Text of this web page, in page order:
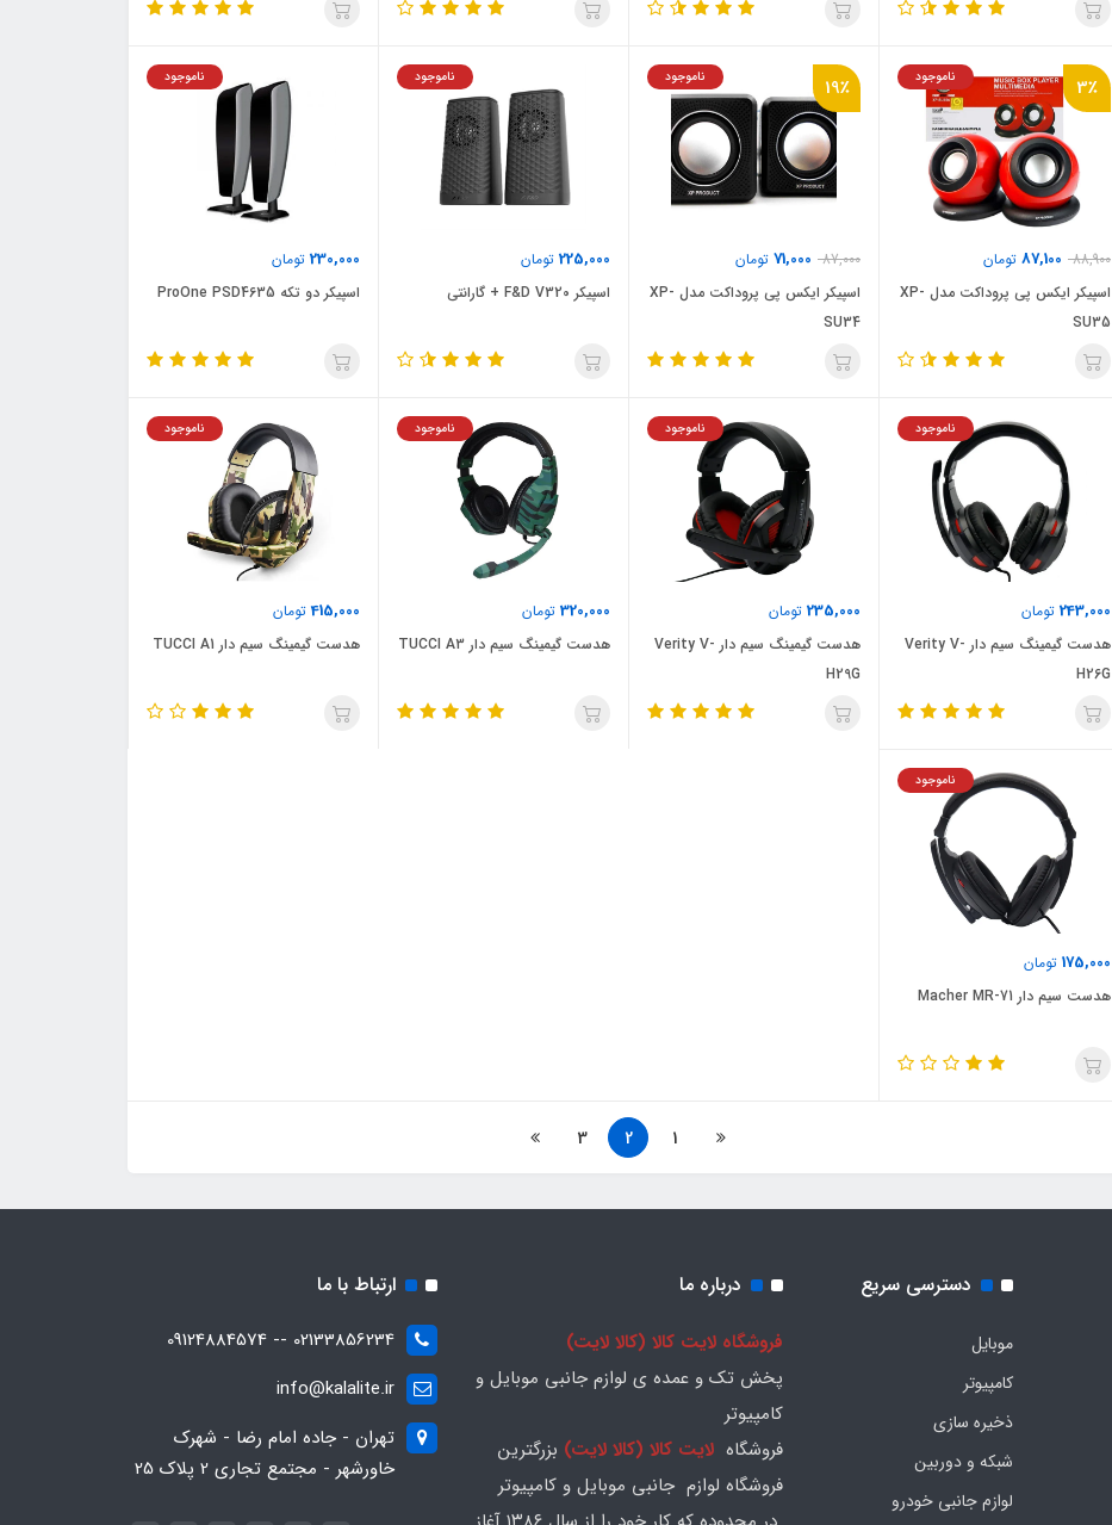
3٪
88,900
87,100 تومان
ناموجود
اسپیکر ایکس پی پروداکت مدل XP-
SU35
19٪
87,000
71,000 تومان
ناموجود
اسپیکر ایکس پی پروداکت مدل XP-
SU34
225,000 تومان
ناموجود
اسپیکر F&D V320 + گارانتی
230,000 تومان
ناموجود
اسپیکر دو تکه ProOne PSD4635
243,000 تومان
ناموجود
هدست گیمینگ سیم دار Verity V-
H26G
235,000 تومان
ناموجود
هدست گیمینگ سیم دار Verity V-
H29G
320,000 تومان
ناموجود
هدست گیمینگ سیم دار TUCCI A3
415,000تومان
ناموجود
هدست گیمینگ سیم دار TUCCI A1
175,000 تومان
ناموجود
هدست سیم دار Macher MR-71
1
2
3
دسترسی سریع
موبایل
کامپیوتر
ذخیره سازی
شبکه و دوربین
لوازم جانبی خودرو
درباره ما
فروشگاه لایت کالا (کالا لایت)
پخش تک و عمده ی لوازم جانبی موبایل و
کامپیوتر
فروشگاه لایت کالا (کالا لایت) بزرگترین
فروشگاه لوازم جانبی موبایل و کامپیوتر
ارتباط با ما
02133856234 -- 09124884574
info@kalalite.ir
تهران - جاده امام رضا - شهرک
خاورشهر - مجتمع تجاری 2 پلاک 25